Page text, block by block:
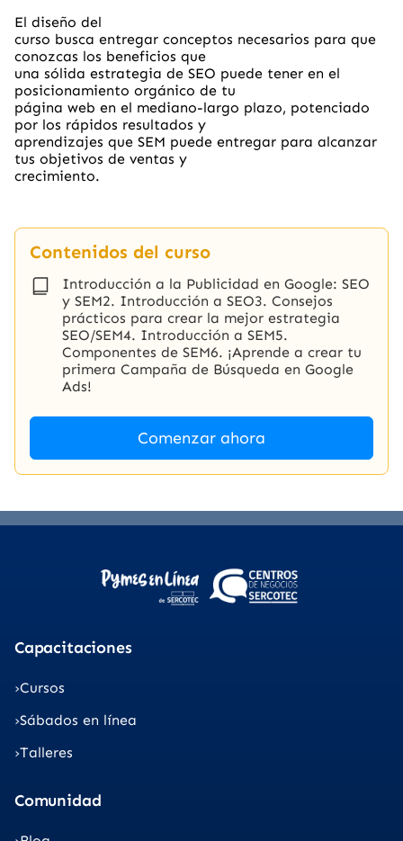
El diseño del
curso busca entregar conceptos necesarios para que
conozcas los beneficios que
una sólida estrategia de SEO puede tener en el
posicionamiento orgánico de tu
página web en el mediano-largo plazo, potenciado
por los rápidos resultados y
aprendizajes que SEM puede entregar para alcanzar
tus objetivos de ventas y
crecimiento.
Contenidos del curso
Introducción a la Publicidad en Google: SEO
y SEM2. Introducción a SEO3. Consejos
prácticos para crear la mejor estrategia
SEO/SEM4. Introducción a SEM5.
Componentes de SEM6. ¡Aprende a crear tu
primera Campaña de Búsqueda en Google
Ads!
Comenzar ahora
Capacitaciones
Cursos
Sábados en línea
Talleres
Comunidad